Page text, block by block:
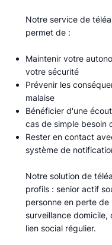
Notre service de
permet de :​
Maintenir votre
votre sécurité
Prévenir les
malaise
Bénéficier d'une
cas de simple besoin
Rester en contact
système de
Notre solution de
profils : senior actif
personne en perte
surveillance domicile,
lien social régulier.